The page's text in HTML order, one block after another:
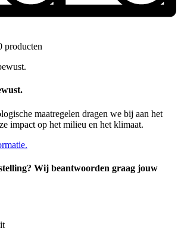
producten
maatregelen dragen we bij aan het
impact op het milieu en het klimaat.
Wij beantwoorden graag jouw